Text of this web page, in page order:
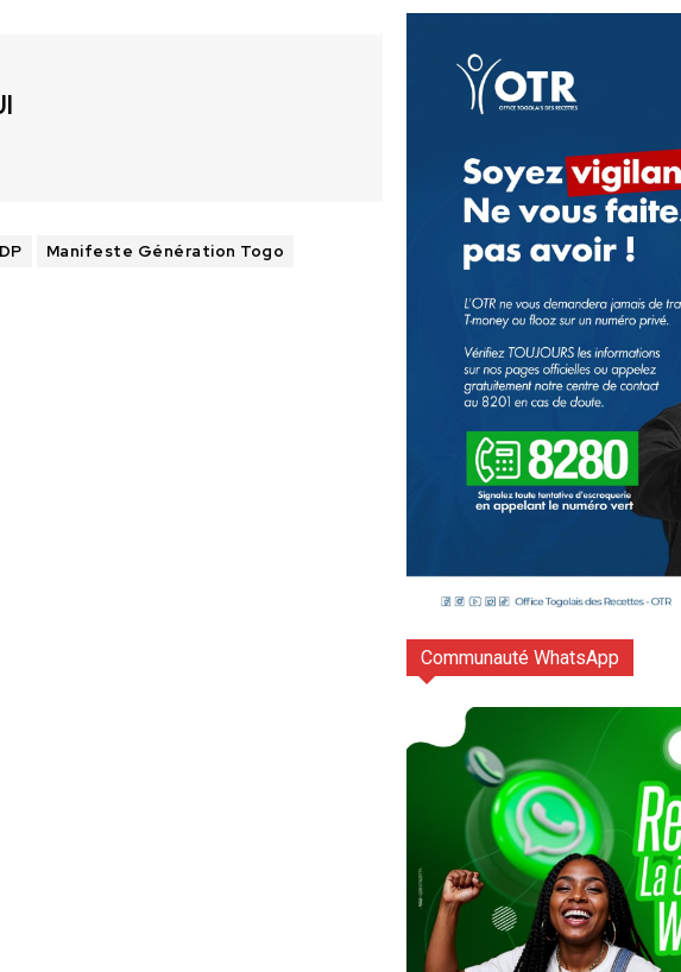
Manifeste Génération Togo
Communauté WhatsApp